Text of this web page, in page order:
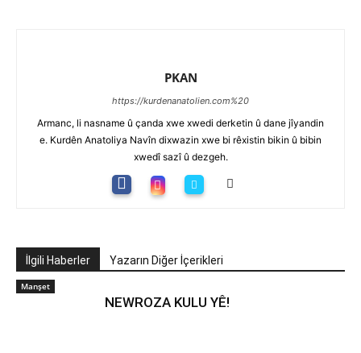
PKAN
https://kurdenanatolien.com%20
Armanc, li nasname û çanda xwe xwedi derketin û dane jîyandin
e. Kurdên Anatoliya Navîn dixwazin xwe bi rêxistin bikin û bibin
xwedî sazî û dezgeh.
İlgili Haberler Yazarın Diğer İçerikleri
Manşet
NEWROZA KULU YÊ!